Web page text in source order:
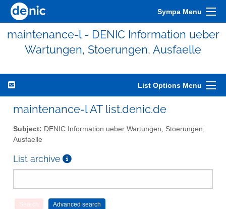
Sympa Menu
maintenance-l - DENIC Information ueber
Wartungen, Stoerungen, Ausfaelle
List Options Menu
maintenance-l AT list.denic.de
Subject: DENIC Information ueber Wartungen, Stoerungen,
Ausfaelle
List archive